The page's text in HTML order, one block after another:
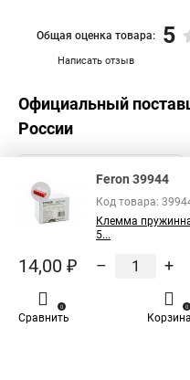
Написать отзыв
Общая оценка товара: 5
Официальный
России
Feron 39944
Код товара:
Клемма
5...
14,00 ₽ – +
Сравнить
0
Корзина
0